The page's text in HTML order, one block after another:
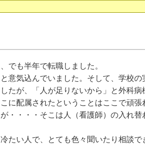
でも半年で転職しました。
意気込んでいました。そして、学校の
たが、「人が足りないから」と外科病
に配属されたということはここで頑張
・・・・そこは人（看護師）の入れ替
たい人で、とても色々聞いたり相談で